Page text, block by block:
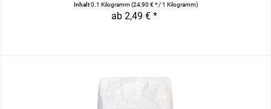
Inhalt0.1 Kilogramm(24,90 € * / 1 Kilogramm)
ab 2,49 € *